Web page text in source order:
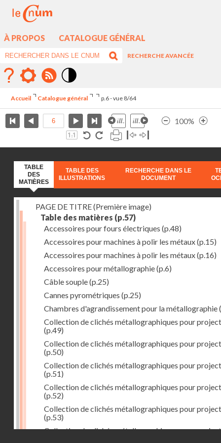
À PROPOS CATALOGUE GÉNÉRAL
RECHERCHE AVANCÉE
élévé
Accueil Catalogue général p.6 - vue 8/64
100%
TABLE
DES
MATIÈRES
TABLE DES
ILLUSTRATIONS
RECHERCHE DANS LE
DOCUMENT
PAGE DE TITRE (Première image)
Table des matières (p.57)
Accessoires pour fours électriques (p.48)
Accessoires pour machines à polir les métaux(p.15)
Accessoires pour machines à polir les métaux(p.16)
Accessoires pour métallographie(p.6)
Câble souple(p.25)
Cannes pyrométriques (p.25)
Chambres d'agrandissement pour la métallographie
Collection de clichés métallographiques pour
(p.49)
Collection de clichés métallographiques pour
(p.50)
Collection de clichés métallographiques pour
(p.51)
Collection de clichés métallographiques pour
(p.52)
Collection de clichés métallographiques pour
(p.53)
Collection de clichés métallographiques pour